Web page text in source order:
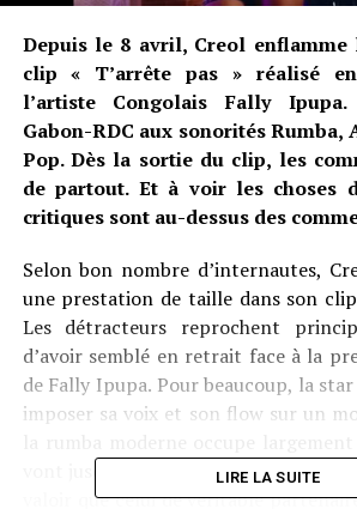
Depuis le 8 avril, Creol
clip « T’arrête pas » réalisé
l’artiste Congolais Fally
Gabon-RDC aux sonorités
Pop. Dès la sortie du clip, les
de partout. Et à voir les choses
critiques sont au-dessus des
Selon bon nombre d’internautes,
une prestation de taille dans son
Les détracteurs reprochent
d’avoir semblé en retrait face à la
de Fally Ipupa. Pour beaucoup, la
imposer sa voix et son flow sur un
vont jusqu’à affirmer que Creol joue
valoir que celui de véritable
LIRE LA SUITE